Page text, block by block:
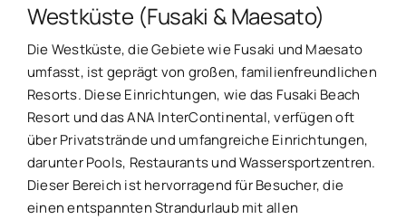
Westküste (Fusaki & Maesato)
Die Westküste, die Gebiete wie Fusaki und Maesato
umfasst, ist geprägt von großen, familienfreundlichen
Resorts. Diese Einrichtungen, wie das Fusaki Beach
Resort und das ANA InterContinental, verfügen oft
über Privatstrände und umfangreiche Einrichtungen,
darunter Pools, Restaurants und Wassersportzentren.
Dieser Bereich ist hervorragend für Besucher, die
einen entspannten Strandurlaub mit allen